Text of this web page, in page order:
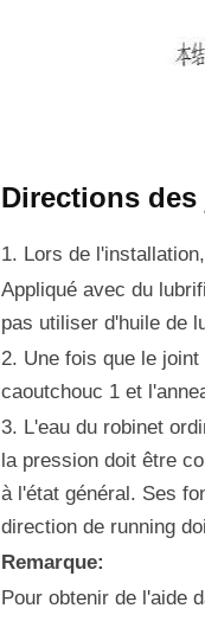
Directions
1. Lors de
Appliqué avec du
pas utiliser d'huile de
2. Une fois que le
caoutchouc 1 et
3. L'eau du robinet
la pression doit être
à l'état général. Ses
direction de running
Remarque:
Pour obtenir de l'aide